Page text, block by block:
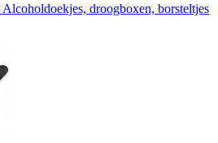
Alcoholdoekjes, droogboxen, borsteltjes